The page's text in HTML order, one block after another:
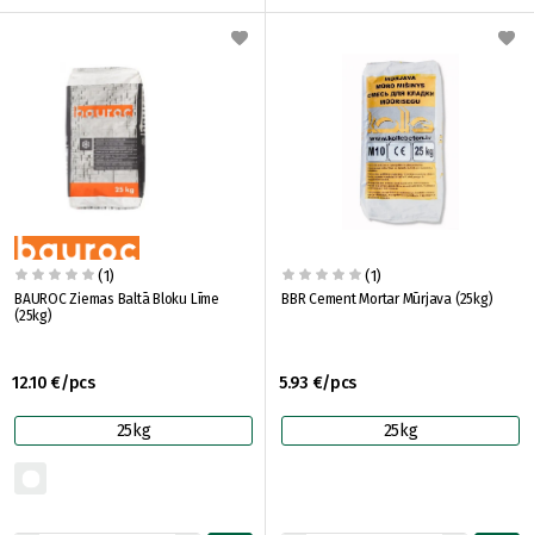
(1)
BAUROC Ziemas Baltā Bloku Līme
(25kg)
12.10 €/pcs
25kg
(1)
BBR Cement Mortar Mūrjava (25kg)
5.93 €/pcs
25kg